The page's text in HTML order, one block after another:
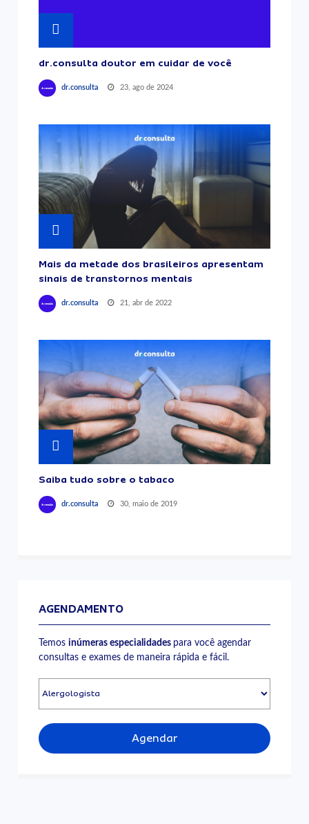
dr.consulta doutor em cuidar de você
dr.consulta 23, ago de 2024
Mais da metade dos brasileiros apresentam
sinais de transtornos mentais
dr.consulta 21, abr de 2022
Saiba tudo sobre o tabaco
dr.consulta 30, maio de 2019
AGENDAMENTO
Temosinúmeras especialidades para você agendar
consultas e exames de maneira rápida e fácil.
Agendar